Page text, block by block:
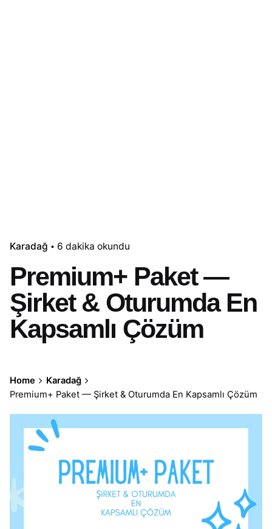
Karadağ 6 dakika okundu
Premium+ Paket —
Şirket & Oturumda En
Kapsamlı Çözüm
Home
Karadağ
Premium+ Paket — Şirket & Oturumda En Kapsamlı Çözüm